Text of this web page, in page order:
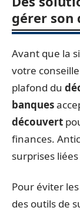
gérer son
Avant que la
votre
plafond du
banques
découvert
finances.
surprises
Pour éviter
des outils de